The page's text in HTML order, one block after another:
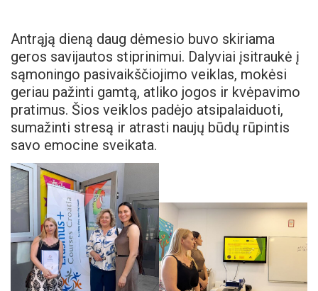
Antrąją dieną daug dėmesio buvo skiriama
geros savijautos stiprinimui. Dalyviai įsitraukė į
sąmoningo pasivaikščiojimo veiklas, mokėsi
geriau pažinti gamtą, atliko jogos ir kvėpavimo
pratimus. Šios veiklos padėjo atsipalaiduoti,
sumažinti stresą ir atrasti naujų būdų rūpintis
savo emocine sveikata.